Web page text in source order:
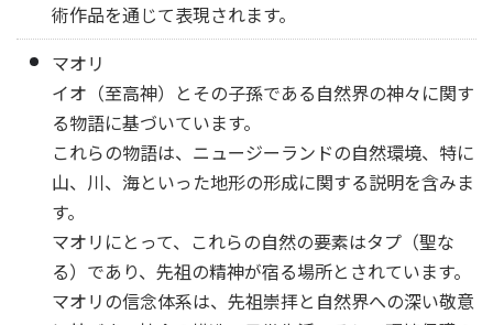
術作品を通じて表現されます。
マオリ
イオ（至高神）とその子孫である自然界の神々に関す
る物語に基づいています。
これらの物語は、ニュージーランドの自然環境、特に
山、川、海といった地形の形成に関する説明を含みま
す。
マオリにとって、これらの自然の要素はタプ（聖な
る）であり、先祖の精神が宿る場所とされています。
マオリの信念体系は、先祖崇拝と自然界への深い敬意